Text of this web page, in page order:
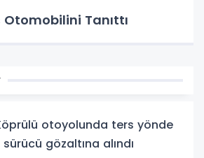
Otomobilini Tanıttı
otoyolunda ters yönde
gözaltına alındı